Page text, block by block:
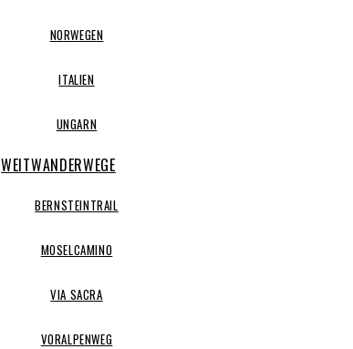
NORWEGEN
ITALIEN
UNGARN
WEITWANDERWEGE
BERNSTEINTRAIL
MOSELCAMINO
VIA SACRA
VORALPENWEG